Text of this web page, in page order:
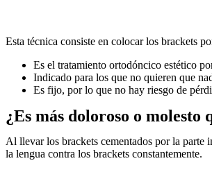
Esta técnica consiste en colocar los brackets
Es el tratamiento ortodóncico estético
Indicado para los que no quieren que
Es fijo, por lo que no hay riesgo de
¿Es más doloroso o molesto
Al llevar los brackets cementados por la parte
la lengua contra los brackets constantemente.